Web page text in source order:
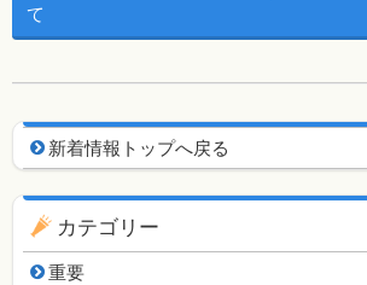
て
新着情報用ナビゲーション
新着情報トップへ戻る
カテゴリー
重要